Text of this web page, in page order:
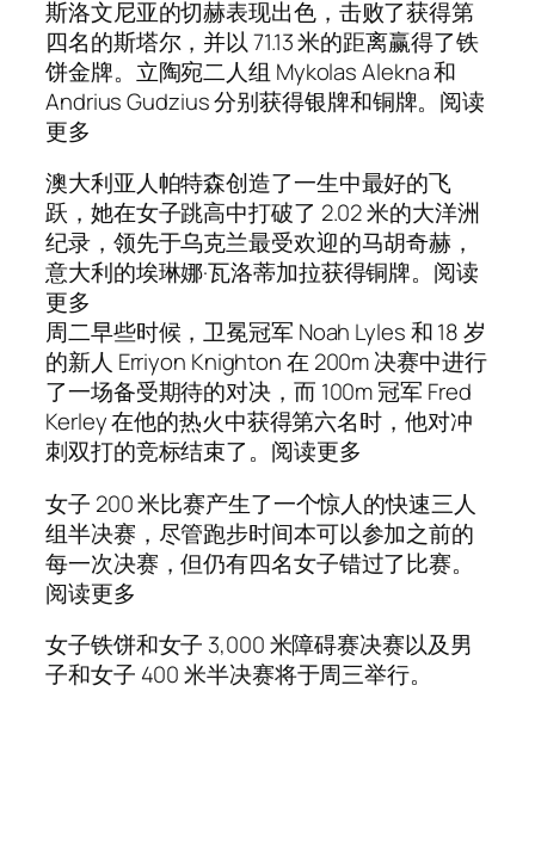
斯洛文尼亚的切赫表现出色，击败了获得第
四名的斯塔尔，并以 71.13 米的距离赢得了铁
饼金牌。立陶宛二人组 Mykolas Alekna 和
Andrius Gudzius 分别获得银牌和铜牌。阅读
更多
澳大利亚人帕特森创造了一生中最好的飞
跃，她在女子跳高中打破了 2.02 米的大洋洲
纪录，领先于乌克兰最受欢迎的马胡奇赫，
意大利的埃琳娜·瓦洛蒂加拉获得铜牌。阅读
更多
周二早些时候，卫冕冠军 Noah Lyles 和 18 岁
的新人 Erriyon Knighton 在 200m 决赛中进行
了一场备受期待的对决，而 100m 冠军 Fred
Kerley 在他的热火中获得第六名时，他对冲
刺双打的竞标结束了。阅读更多
女子 200 米比赛产生了一个惊人的快速三人
组半决赛，尽管跑步时间本可以参加之前的
每一次决赛，但仍有四名女子错过了比赛。
阅读更多
女子铁饼和女子 3,000 米障碍赛决赛以及男
子和女子 400 米半决赛将于周三举行。